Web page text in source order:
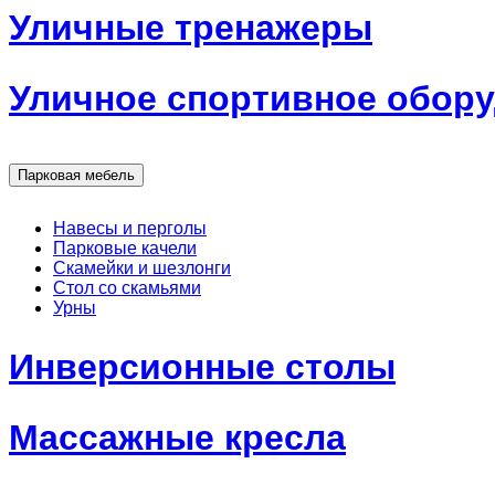
Уличные тренажеры
Уличное спортивное
Парковая мебель
Навесы и перголы
Парковые качели
Скамейки и шезлонги
Стол со скамьями
Урны
Инверсионные столы
Массажные кресла